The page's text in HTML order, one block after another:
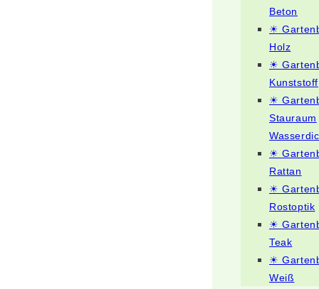
Beton
☀
Holz
☀
Kunststoff
☀
Stauraum
☀
Rattan
☀
Rostoptik
☀
Teak
☀
Weiß